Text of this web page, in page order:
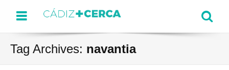
Menu
Tag Archives: navantia